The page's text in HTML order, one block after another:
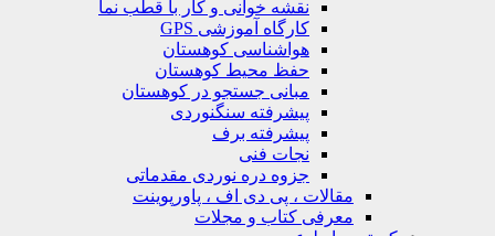
نقشه خوانی و کار با قطب نما
کارگاه آموزشی GPS
هواشناسی کوهستان
حفظ محیط کوهستان
مبانی جستجو در کوهستان
پیشرفته سنگنوردی
پیشرفته برف
نجات فنی
جزوه دره نوردی مقدماتی
مقالات ، پی دی اف ، پاورپوینت
معرفی کتاب و مجلات